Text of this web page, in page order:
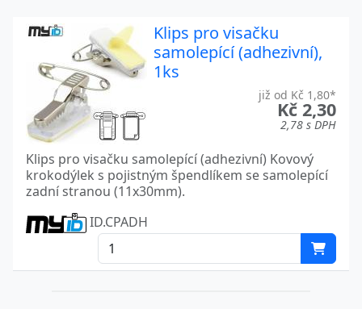
Klips pro visačku
samolepící (adhezivní),
1ks
již od Kč 1,80*
Kč 2,30
2,78 s DPH
Klips pro visačku samolepící (adhezivní) Kovový
krokodýlek s pojistným špendlíkem se samolepící
zadní stranou (11x30mm).
ID.CPADH